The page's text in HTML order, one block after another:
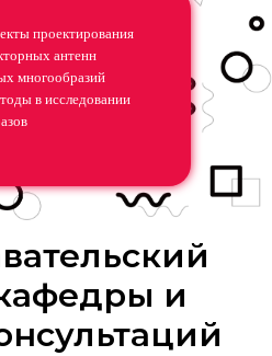
проектирования
антенн
многообразий
в исследовании
и